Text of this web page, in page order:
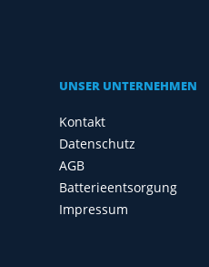
UNSER UNTERNEHMEN
Kontakt
Datenschutz
AGB
Batterieentsorgung
Impressum